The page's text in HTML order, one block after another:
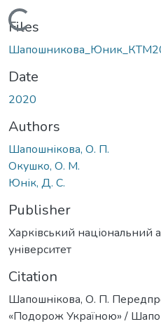
Loading...
Files
Date
2020
Authors
Шапошнікова, О. П.
Окушко, О. М.
Юнік, Д. С.
Publisher
Харківський національний
університет
Citation
Шапошнікова, О. П.
«Подорож Україною» /